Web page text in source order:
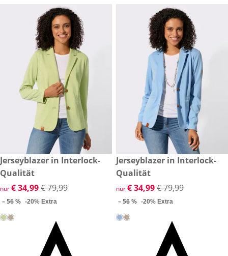
reduzierter Preis € 34,99, vorheriger Preis: € 79,99
-56 %
Jerseyblazer in Interlock-
Qualität
reduzierter Preis € 34,99, vorheriger Preis: € 79,99
nur€ 34,99€ 79,99
– 56 % -20% Extra
reduzierter Preis € 34,99,
-56 %
Jerseyblazer in Interlock-
Qualität
reduzierter Preis € 34,99,
nur€ 34,99€ 79,99
– 56 % -20% Extra